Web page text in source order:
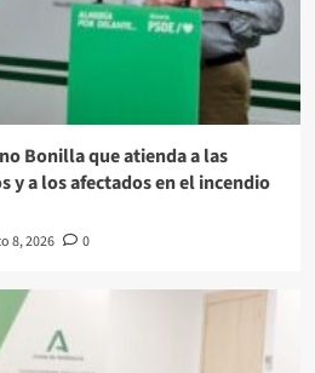
Bonilla que atienda a las
y a los afectados en el incendio
8, 2026 0